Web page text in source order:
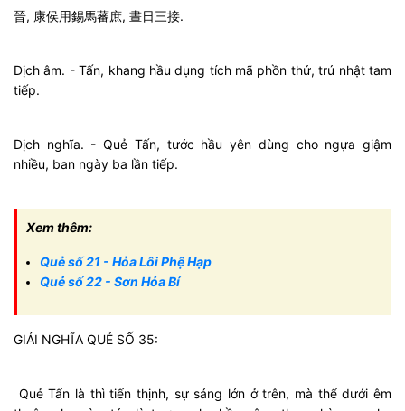
晉, 康侯用錫馬蕃庶, 晝日三接.
Dịch âm. - Tấn, khang hầu dụng tích mã phồn thứ, trú nhật tam
tiếp.
Dịch nghĩa. - Quẻ Tấn, tước hầu yên dùng cho ngựa giậm
nhiều, ban ngày ba lần tiếp.
Xem thêm:
Quẻ số 21 - Hỏa Lôi Phệ Hạp
Quẻ số 22 - Sơn Hỏa Bí
GIẢI NGHĨA QUẺ SỐ 35:
Quẻ Tấn là thì tiến thịnh, sự sáng lớn ở trên, mà thể dưới êm